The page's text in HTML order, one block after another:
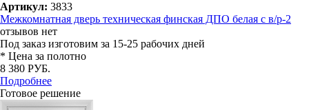
Артикул: 3833
Межкомнатная дверь техническая финская ДПО белая с в/р-2
отзывов нет
Под заказ изготовим за 15-25 рабочих дней
* Цена за полотно
8 380 РУБ.
Подробнее
Готовое решение